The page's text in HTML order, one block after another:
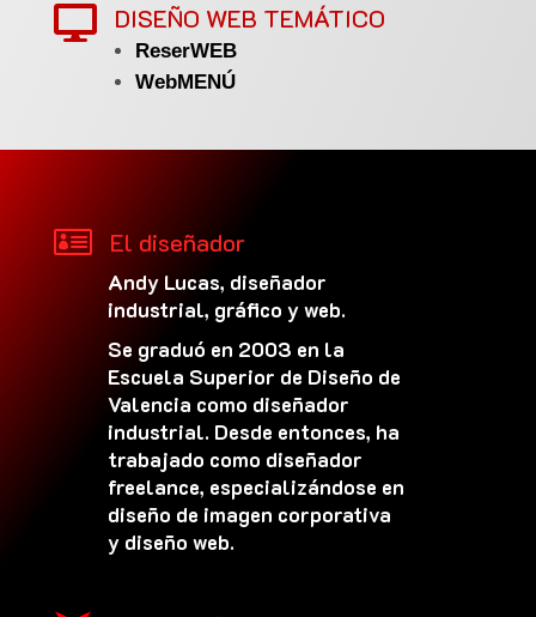
 DISEÑO WEB TEMÁTICO
ReserWEB
WebMENÚ
 El diseñador
Andy Lucas, diseñador
industrial, gráfico y web.
Se graduó en 2003 en la
Escuela Superior de Diseño de
Valencia como diseñador
industrial. Desde entonces, ha
trabajado como diseñador
freelance, especializándose en
diseño de imagen corporativa
y diseño web.